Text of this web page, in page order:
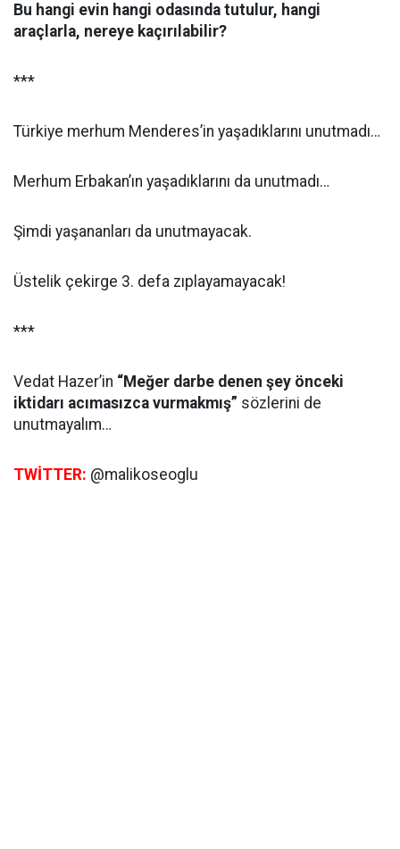
Bu hangi evin hangi odasında tutulur, hangi
araçlarla, nereye kaçırılabilir?
***
Türkiye merhum Menderes’in yaşadıklarını unutmadı…
Merhum Erbakan’ın yaşadıklarını da unutmadı…
Şimdi yaşananları da unutmayacak.
Üstelik çekirge 3. defa zıplayamayacak!
***
Vedat Hazer’in “Meğer darbe denen şey önceki
iktidarı acımasızca vurmakmış” sözlerini de
unutmayalım…
TWİTTER: @malikoseoglu